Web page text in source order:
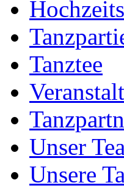
Tanztee
Unser
Unsere